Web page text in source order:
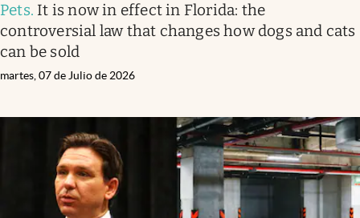
Pets. It is now in effect in Florida: the
controversial law that changes how dogs and cats
can be sold
martes, 07 de Julio de 2026